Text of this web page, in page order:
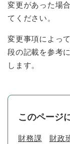
変更があった場
てください。
変更事項によっ
段の記載を参考
します。
このページ
財務課 財政